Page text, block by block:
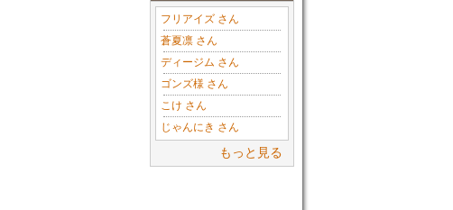
フリアイズ さん
蒼夏凛 さん
ディージム さん
ゴンズ様 さん
こけ さん
じゃんにき さん
もっと見る